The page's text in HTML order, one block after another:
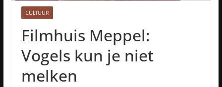
CULTUUR
Filmhuis Meppel:
Vogels kun je niet
melken